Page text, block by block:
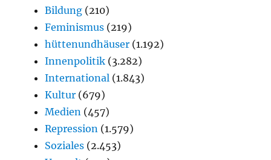
Bildung (210)
Feminismus (219)
hüttenundhäuser (1.192)
Innenpolitik (3.282)
International (1.843)
Kultur (679)
Medien (457)
Repression (1.579)
Soziales (2.453)